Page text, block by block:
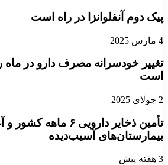
پیک دوم آنفلوانزا در راه است
4 مارس 2025
تغییر خودسرانه مصرف دارو در
است
2 جولای 2025
تأمین ذخایر دارویی ۶
بیمارستان‌های آسیب‌دیده
3 هفته پیش